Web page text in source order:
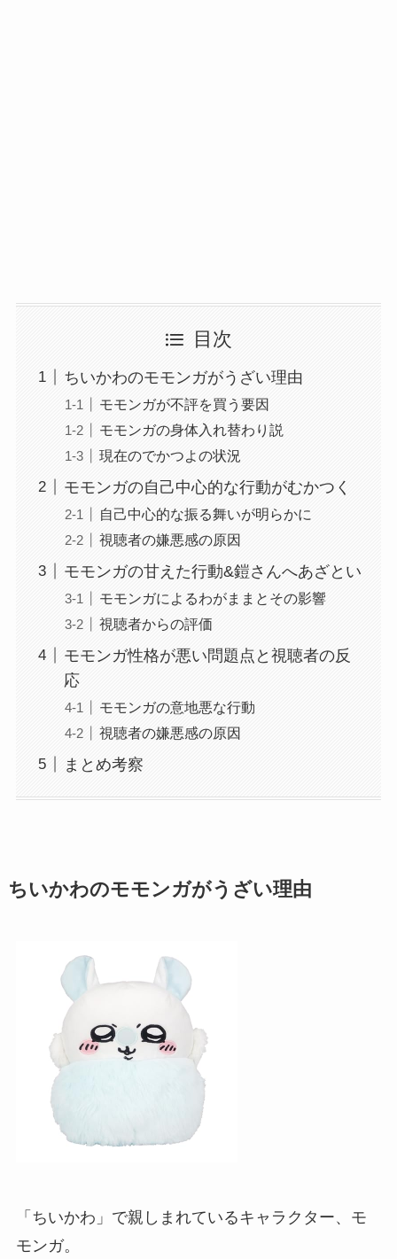
目次
ちいかわのモモンガがうざい理由
モモンガが不評を買う要因
モモンガの身体入れ替わり説
現在のでかつよの状況
モモンガの自己中心的な行動がむかつく
自己中心的な振る舞いが明らかに
視聴者の嫌悪感の原因
モモンガの甘えた行動&鎧さんへあざとい
モモンガによるわがままとその影響
視聴者からの評価
モモンガ性格が悪い問題点と視聴者の反
応
モモンガの意地悪な行動
視聴者の嫌悪感の原因
まとめ考察
ちいかわのモモンガがうざい理由
「ちいかわ」で親しまれているキャラクター、モ
モンガ。